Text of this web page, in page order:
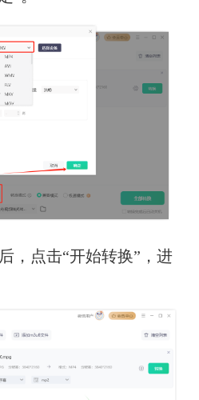
，点击“开始转换”，进